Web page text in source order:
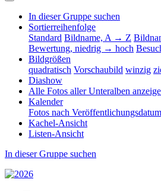
In dieser Gruppe suchen
Sortierreihenfolge
Standard Bildname, A → Z
Bewertung, niedrig → hoch
Bildgrößen
quadratisch Vorschaubild winzig
Diashow
Alle Fotos aller Unteralben
Kalender
Fotos nach
Kachel-Ansicht
Listen-Ansicht
In dieser Gruppe suchen